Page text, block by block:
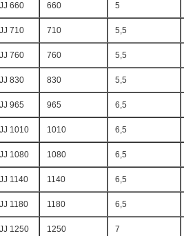
JJ 660 660 5
JJ 710 710 5,5
JJ 760 760 5,5
JJ 830 830 5,5
JJ 965 965 6,5
JJ 1010 1010 6,5
JJ 1080 1080 6,5
JJ 1140 1140 6,5
JJ 1180 1180 6,5
JJ 1250 1250 7